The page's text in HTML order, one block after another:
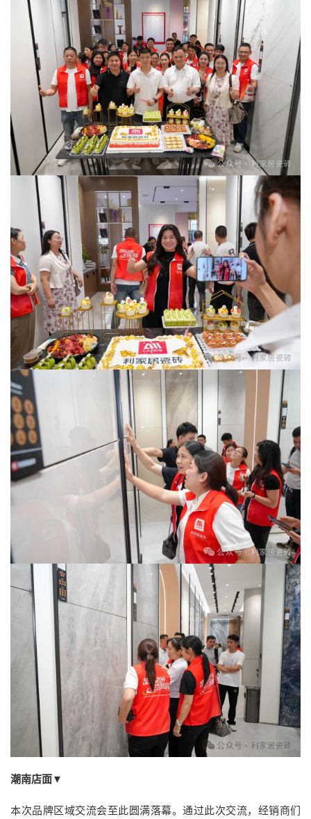
潮南店面▼
本次品牌区域交流会至此圆满落幕。通过此次交流，经销商们